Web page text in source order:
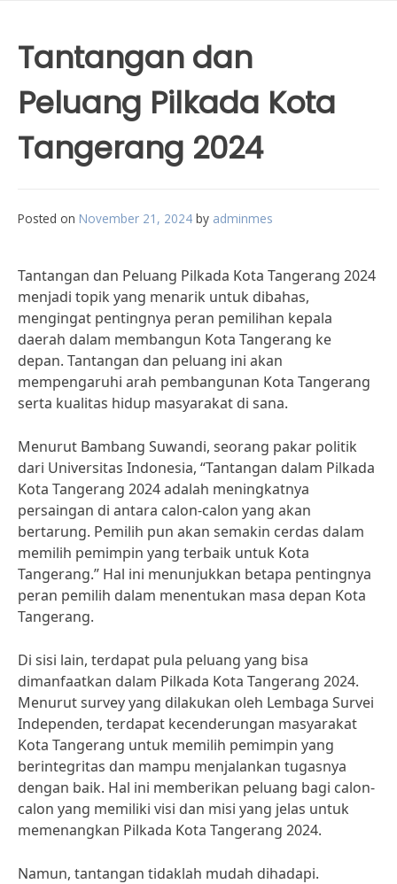
Tantangan dan
Peluang Pilkada Kota
Tangerang 2024
Posted on November 21, 2024 by adminmes
Tantangan dan Peluang Pilkada Kota Tangerang 2024
menjadi topik yang menarik untuk dibahas,
mengingat pentingnya peran pemilihan kepala
daerah dalam membangun Kota Tangerang ke
depan. Tantangan dan peluang ini akan
mempengaruhi arah pembangunan Kota Tangerang
serta kualitas hidup masyarakat di sana.
Menurut Bambang Suwandi, seorang pakar politik
dari Universitas Indonesia, “Tantangan dalam Pilkada
Kota Tangerang 2024 adalah meningkatnya
persaingan di antara calon-calon yang akan
bertarung. Pemilih pun akan semakin cerdas dalam
memilih pemimpin yang terbaik untuk Kota
Tangerang.” Hal ini menunjukkan betapa pentingnya
peran pemilih dalam menentukan masa depan Kota
Tangerang.
Di sisi lain, terdapat pula peluang yang bisa
dimanfaatkan dalam Pilkada Kota Tangerang 2024.
Menurut survey yang dilakukan oleh Lembaga Survei
Independen, terdapat kecenderungan masyarakat
Kota Tangerang untuk memilih pemimpin yang
berintegritas dan mampu menjalankan tugasnya
dengan baik. Hal ini memberikan peluang bagi calon-
calon yang memiliki visi dan misi yang jelas untuk
memenangkan Pilkada Kota Tangerang 2024.
Namun, tantangan tidaklah mudah dihadapi.